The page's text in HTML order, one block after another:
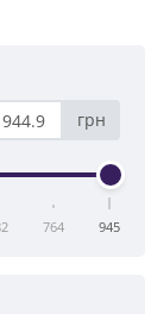
грн
764 945